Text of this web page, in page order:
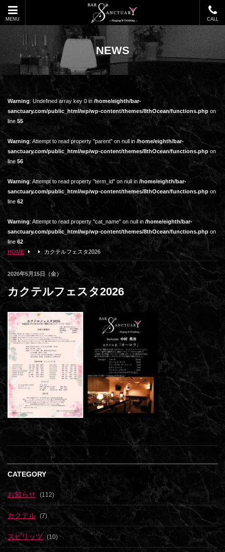
MENU CALL
NEWS
Warning: Undefined array key 0 in /home/eighth/bar-
sanctuary.com/public_html/wp/wp-content/themes/8thOcean/functions.php on
line 55
Warning: Attempt to read property "parent" on null in/home/eighth/bar-
sanctuary.com/public_html/wp/wp-content/themes/8thOcean/functions.php on
line 56
Warning: Attempt to read property "term_id" on null in /home/eighth/bar-
sanctuary.com/public_html/wp/wp-content/themes/8thOcean/functions.php on
line 62
Warning: Attempt to read property "cat_name" on null in /home/eighth/bar-
sanctuary.com/public_html/wp/wp-content/themes/8thOcean/functions.php on
line 62
HOME
カクテルフェスタ2026
2026年5月15日（金）
カクテルフェスタ2026
CATEGORY
お知らせ (112)
カクテル (7)
スピリッツ (10)